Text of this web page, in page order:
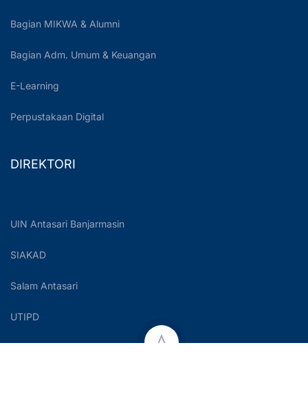
Bagian MIKWA & Alumni
Bagian Adm. Umum & Keuangan
E-Learning
Perpustakaan Digital
DIREKTORI
UIN Antasari Banjarmasin
SIAKAD
Salam Antasari
UTIPD